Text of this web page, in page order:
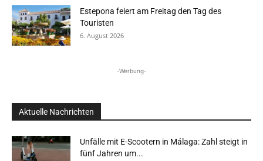
Estepona feiert am Freitag den Tag des
Touristen
6. August 2026
-Werbung-
Aktuelle Nachrichten
Unfälle mit E-Scootern in Málaga: Zahl steigt in
fünf Jahren um...